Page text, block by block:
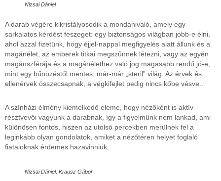
Nizsai Dániel
A darab végére kikristályosodik a mondanivaló, amely egy
sarkalatos kérdést feszeget: egy biztonságos világban jobb-e élni,
ahol azzal fizetünk, hogy éjjel-nappal megfigyelés alatt állunk és a
magánélet, az emberek titkai megszűnnek létezni, vagy az egyén
magánszférája és a magánélethez való jog magasabb rendű jó-e,
mint egy bűnözéstől mentes, már-már „steril” világ. Az érvek és
ellenérvek összecsapnak, a végkifejlet pedig nincs kőbe vésve…
A színházi élmény kiemelkedő eleme, hogy nézőként is aktív
résztvevői vagyunk a darabnak, így a figyelmünk nem lankad, ami
különösen fontos, hiszen az utolsó percekben merülnek fel a
leginkább olyan gondolatok, amiket a nézőtéren helyet foglaló
fiataloknak érdemes hazavinniük.
Nizsai Dániel, Krausz Gábor